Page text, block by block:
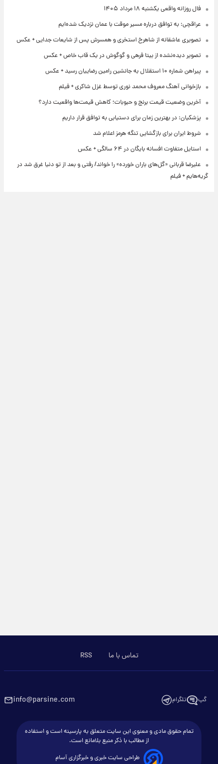
فال روزانه واقعی یکشنبه ۱۸ مرداد ۱۴۰۵
عراقچی: به توافق درباره مسیر موقت با عمان نزدیک شده‌ایم
تصویری عاشقانه از شاهرخ استخری و همسرش پس از شایعات جدایی + عکس
تصویر دیده‌نشده از بیتا فرهی و گوگوش در یک قاب خاص + عکس
پیراهن شماره ۱۰ استقلال به جانشین رامین رضاییان رسید + عکس
بازخوانی آهنگ معروف محمد نوری توسط غزل شاکری + فیلم
آخرین وضعیت قیمت برنج و حبوبات؛ کاهش قیمت‌ها واقعیت دارد؟
پزشکیان: در بهترین زمان برای دستیابی به توافق قرار داریم
شروط ایران برای بازگشایی تنگه هرمز اعلام شد
استایل متفاوت افسانه بایگان در ۶۴ سالگی + عکس
علیرضا قربانی «گل‌های باران خورده» را خواند/ رفتی و بعد از تو دنیا غرق شد در
گریه‌هایم + فیلم
تماس با ما RSS
گپ تلگرام info@parsine.com
تمام حقوق مادی و معنوی این سایت متعلق به پارسینه است و استفاده
از مطالب با ذکر منبع بلامانع است.
طراحی سایت خبری و خبرگزاری آسام